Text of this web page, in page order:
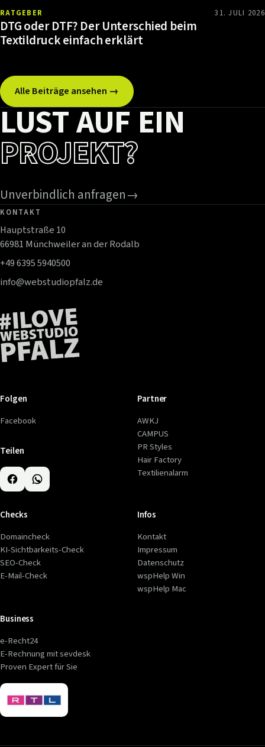
RATGEBER 31. JULI 2026
DTG oder DTF? Der Unterschied beim
Textildruck einfach erklärt
Alle Beiträge ansehen →
LUST AUF EIN
PROJEKT?
Unverbindlich anfragen→
KONTAKT
Hauptstraße 10
66981 Münchweiler an der Rodalb
+49 6395 5940500
info@webstudiopfalz.de
Folgen
Facebook
Teilen
Partner
AWKJ
CAMPUS
PR Styles
Hair Factory
Textilienalarm
Checks
Domaincheck
KI-Sichtbarkeits-Check
SEO-Check
E-Mail-Check
Infos
Kontakt
Impressum
Datenschutz
wspHelp Win
wspHelp Mac
Business
e-Recht24
E-Rechnung mit sevdesk
Proven Expert für Sie